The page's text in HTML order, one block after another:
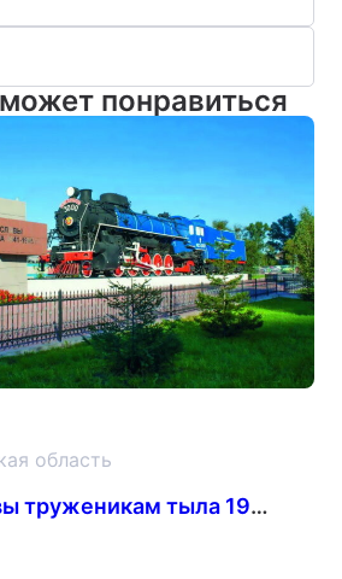
понравиться
область
Мемориал Славы труженикам тыла 1941-1945 гг.